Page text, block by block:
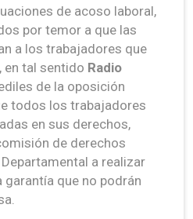
de acoso laboral,
por temor a que las
a los trabajadores que
en tal sentido Radio
de la oposición
todos los trabajadores
en sus derechos,
de derechos
a realizar
garantía que no podrán